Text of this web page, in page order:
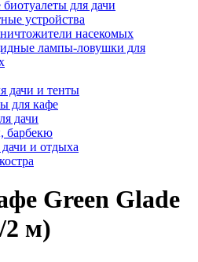
для дачи
устройства
насекомых
лампы-ловушки для
дачи и тенты
для кафе
дачи
барбекю
и отдыха
Green Glade
2 м)